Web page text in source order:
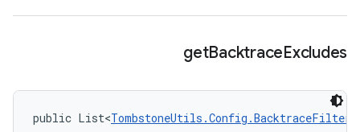
getBacktraceExcludes
public List<